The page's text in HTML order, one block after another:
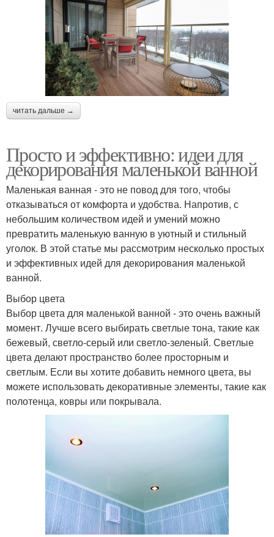
читать дальше →
Просто и эффективно: идеи для
декорирования маленькой ванной
Маленькая ванная - это не повод для того, чтобы
отказываться от комфорта и удобства. Напротив, с
небольшим количеством идей и умений можно
превратить маленькую ванную в уютный и стильный
уголок. В этой статье мы рассмотрим несколько простых
и эффективных идей для декорирования маленькой
ванной.
Выбор цвета
Выбор цвета для маленькой ванной - это очень важный
момент. Лучше всего выбирать светлые тона, такие как
бежевый, светло-серый или светло-зеленый. Светлые
цвета делают пространство более просторным и
светлым. Если вы хотите добавить немного цвета, вы
можете использовать декоративные элементы, такие как
полотенца, ковры или покрывала.